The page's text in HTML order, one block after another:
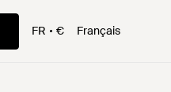
FR € Français